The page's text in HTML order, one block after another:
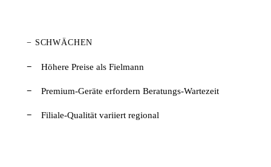
− SCHWÄCHEN
Höhere Preise als Fielmann
Premium-Geräte erfordern Beratungs-Wartezeit
Filiale-Qualität variiert regional